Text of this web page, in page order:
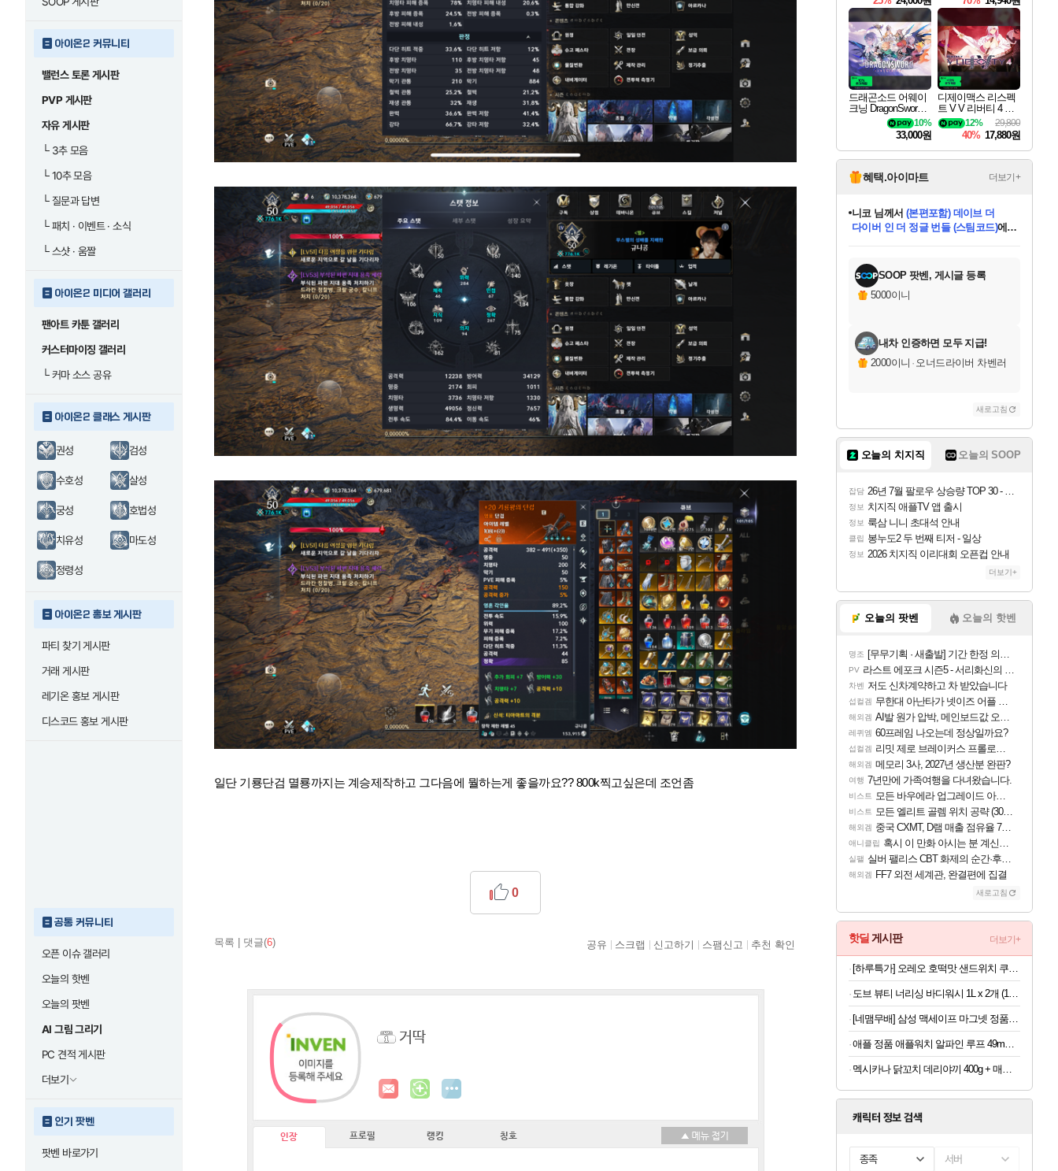
아이온2 커뮤니티
밸런스 토론 게시판
PVP 게시판
자유 게시판
└3추 모음
└10추 모음
└질문과 답변
└패치 · 이벤트 · 소식
└스샷 · 움짤
아이온2 미디어 갤러리
팬아트 카툰 갤러리
커스터마이징 갤러리
└커마 소스 공유
아이온2 클래스 게시판
권성 검성
수호성 살성
궁성 호법성
치유성 마도성
정령성
아이온2 홍보 게시판
파티 찾기 게시판
거래 게시판
레기온 홍보 게시판
디스코드 홍보 게시판
공통 커뮤니티
오픈 이슈 갤러리
오늘의 핫벤
오늘의 팟벤
AI 그림 그리기
PC 견적 게시판
더보기
인기 팟벤
팟벤 바로가기
일단 기룡단검 멸룡까지는 계승제작하고 그다음에 뭘하는게 좋을까요?? 800k찍고싶은데 조언좀
목록 댓글(6)
0
공유 스크랩 신고하기 스팸신고 추천 확인
거딱
인장 프로필 랭킹 칭호
드래곤소드 어웨이
크닝 DragonSword A
10%
33,000원
디제이맥스 리스펙
트 V V 리버티 4 팩
DJMAX RESPECT
V V Liberty 4 Pack D
29,800
12%
40% 17,880원
혜택.아이마트 더보기+
교환.
당첨되셨습니다.
다이버 인 더 정글 번들 (스팀코드)
당첨되셨습니다.
한건했습니다님께서마피아
당첨되셨습니다.
당첨되셨습니다.
당첨되셨습니다.
당첨되셨습니다.
에디션 (스팀코드) 를 교환.
당첨되셨습니다.
SOOP 팟벤, 게시글 등록
5000이니
내차 인증하면 모두 지급!
2000이니 · 오너드라이버 차벤러
새로고침
오늘의 치지직 오늘의 SOOP
잡담 26년 7월 팔로우 상승량 TOP 30 - 월간 치지직
정보 치지직 애플TV 앱 출시
정보 룩삼 니니 초대석 안내
클립 봉누도2 두 번째 티저 - 일상
정보 2026 치지직 이리대회 오픈컵 안내
더보기+
오늘의 팟벤 오늘의 핫벤
명조 [무무기획 · 새출발] 기간 한정 의뢰 이벤트
PV 라스트 에포크 시즌5 - 서리화신의 분노 티저
차벤 저도 신차계약하고 차 받았습니다
섭컬겜 무한대 아난타가 넷이즈 어플 달력에 일정 등록
해외겜 AI발 원가 압박, 메인보드값 오르나
레퀴엠 60프레임 나오는데 정상일까요?
섭컬겜 리밋 제로 브레이커스 프롤로그 테스트 후기 영상 업로드
해외겜 메모리 3사, 2027년 생산분 완판?
여행 7년만에 가족여행을 다녀왔습니다.
비스트 모든 바우에라 업그레이드 아이템 획득 위치 공략 (89개)
비스트 모든 엘리트 골렘 위치 공략 (30개) - 방랑 결투가
해외겜 중국 CXMT, D램 매출 점유율 7%…글로벌 4위로 부상
애니클립 혹시 이 만화 아시는 분 계신가요
실팰 실버 팰리스 CBT 화제의 순간·후기 모음
해외겜 FF7 외전 세계관, 완결편에 집결
새로고침
핫딜 게시판 더보기+
멕시카나 닭꼬치 데리야끼 400g + 매콤숯불 450g (100g당 2,410원)
캐릭터 정보 검색
종족 서버